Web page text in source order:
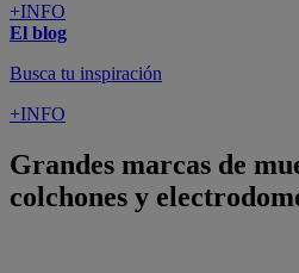
+INFO
El blog
Busca tu inspiración
+INFO
Grandes marcas de
colchones y